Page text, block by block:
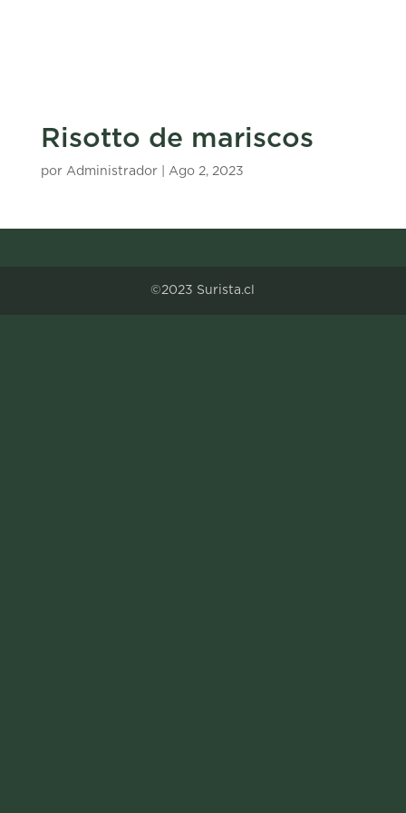
Risotto de mariscos
por Administrador| Ago 2, 2023
©2023 Surista.cl